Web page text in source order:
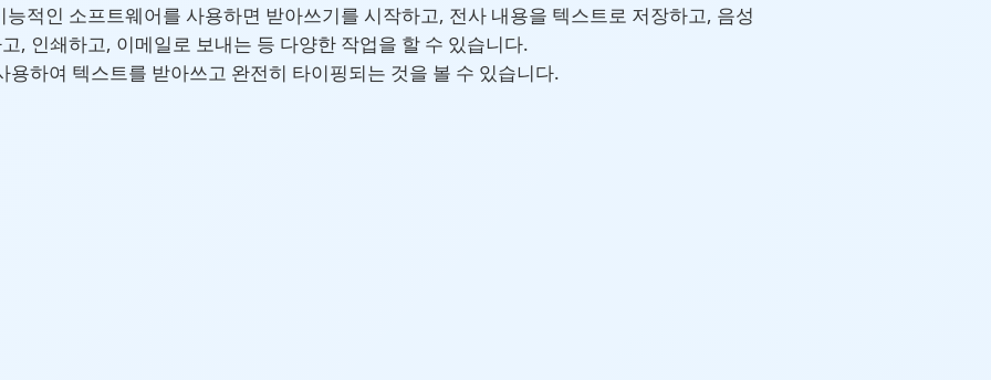
적인 소프트웨어를 사용하면 받아쓰기를 시작하고, 전사 내용을 텍스트로 저장하고, 음성
, 인쇄하고, 이메일로 보내는 등 다양한 작업을 할 수 있습니다.
용하여 텍스트를 받아쓰고 완전히 타이핑되는 것을 볼 수 있습니다.